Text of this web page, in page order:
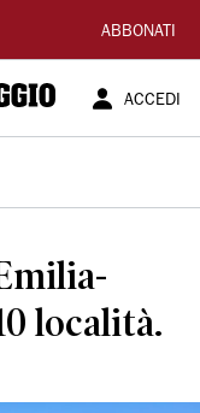
ABBONATI
ACCEDI
località.